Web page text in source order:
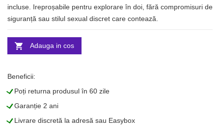
incluse. Ireproșabile pentru explorare în doi, fără compromisuri de
siguranță sau stilul sexual discret care contează.
Adauga in cos
Beneficii:
LPoți returna produsul în 60 zile
LGaranție 2 ani
LLivrare discretă la adresă sau Easybox